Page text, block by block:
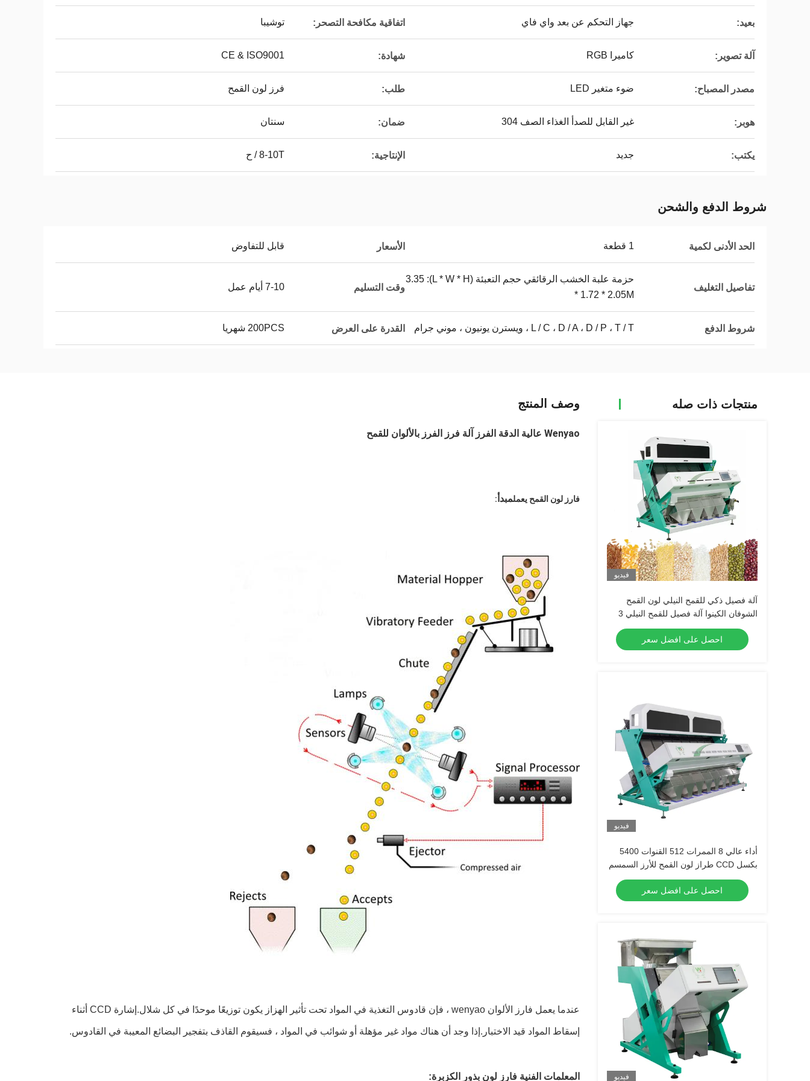
بعيد: جهاز التحكم عن بعد واي فاي اتفاقية مكافحة التصحر: توشيبا
آلة تصوير: كاميرا RGB شهادة: CE & ISO9001
مصدر المصباح: ضوء متغير LED طلب: فرز لون القمح
هوبر: غير القابل للصدأ الغذاء الصف 304 ضمان: سنتان
يكتب: جديد الإنتاجية: 8-10T / ح
شروط الدفع والشحن
الحد الأدنى لكمية 1 قطعة الأسعار قابل للتفاوض
تفاصيل التغليف
حزمة علبة الخشب الرقائقي حجم التعبئة (L * W * H): 3.35
* 1.72 * 2.05M
وقت التسليم 7-10 أيام عمل
شروط الدفع L / C ، D / A ، D / P ، T / T ، ويسترن يونيون ، موني جرام القدرة على العرض 200PCS شهريا
منتجات ذات صله
فيديو
آلة فصيل ذكي للقمح النيلي لون القمح
الشوفان الكينوا آلة فصيل للقمح النيلي 3
خراطيم 6 كاميرات
احصل على افضل سعر
فيديو
أداء عالي 8 الممرات 512 القنوات 5400
بكسل CCD طراز لون القمح للأرز السمسم
الذرة الفول السوداني
احصل على افضل سعر
فيديو
وصف المنتج
Wenyao عالية الدقة الفرز آلة فرز الفرز بالألوان للقمح
فارز لون القمح يعملمبدأ:
إسقاط المواد قيد الاختبار.إذا وجد أن هناك مواد غير مؤهلة أو شوائب في المواد ، فسيقوم القاذف بتفجير البضائع المعيبة في القادوس.
المعلمات الفنية فارز لون بذور الكزبرة: